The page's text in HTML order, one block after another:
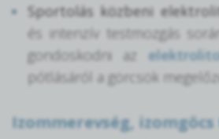
Sportolás közbeni
és intenzív testmozgás
gondoskodni az
pótlásáról a görcsök
Izommerevség,